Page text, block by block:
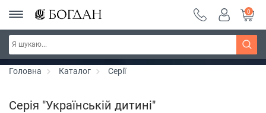
Серія "Вандербікери" ~ знижка 25%
0
Головна Каталог Серії
Серія "Українській дитині"